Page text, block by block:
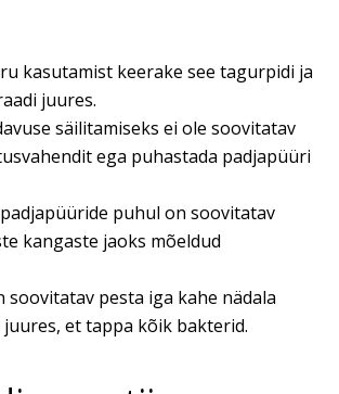
kasutamist keerake see tagurpidi ja
juures.
säilitamiseks ei ole soovitatav
ega puhastada padjapüüri
puhul on soovitatav
kangaste jaoks mõeldud
soovitatav pesta iga kahe nädala
et tappa kõik bakterid.